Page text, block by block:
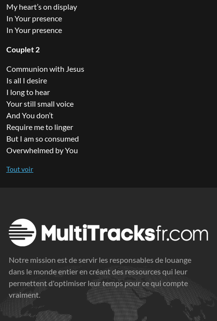
My heart’s on display
In Your presence
In Your presence
Couplet 2
Communion with Jesus
Is all I desire
I long to hear
Your still small voice
And You don’t
Require me to linger
But I am so consumed
Overwhelmed by You
Notre mission est de servir les responsables de louange
dans le monde entier en créant des ressources qui leur
permettent d'optimiser leur temps pour ce qui compte
vraiment.